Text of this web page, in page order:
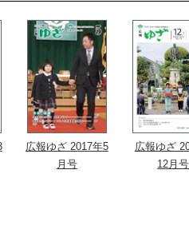
広報ゆざ 2017年5
月号
広報ゆざ
12月号